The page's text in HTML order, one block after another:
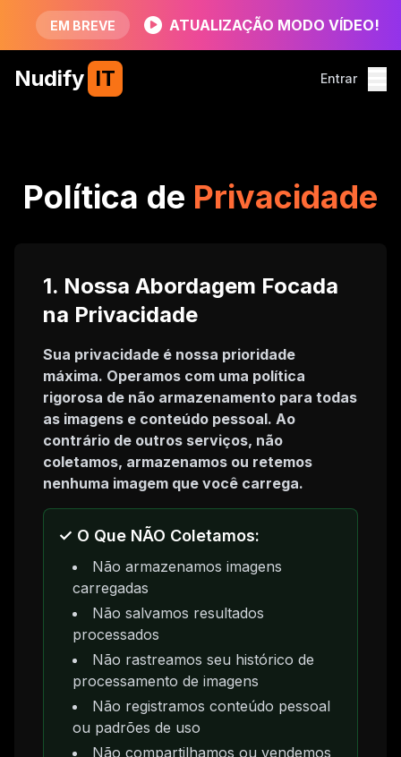
EM BREVE ATUALIZAÇÃO MODO VÍDEO!
Nudify IT Entrar
Política de Privacidade
1. Nossa Abordagem Focada
na Privacidade
Sua privacidade é nossa prioridade
máxima. Operamos com uma política
rigorosa de não armazenamento para todas
as imagens e conteúdo pessoal. Ao
contrário de outros serviços, não
coletamos, armazenamos ou retemos
nenhuma imagem que você carrega.
✓ O Que NÃO Coletamos:
Não armazenamos imagens
carregadas
Não salvamos resultados
processados
Não rastreamos seu histórico de
processamento de imagens
Não registramos conteúdo pessoal
ou padrões de uso
Não compartilhamos ou vendemos